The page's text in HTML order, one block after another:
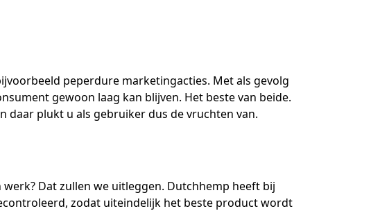
peperdure marketingacties. Met als gevolg
gewoon laag kan blijven. Het beste van beide.
daar plukt u als gebruiker dus de vruchten van.
Dat zullen we uitleggen. Dutchhemp heeft bij
zodat uiteindelijk het beste product wordt